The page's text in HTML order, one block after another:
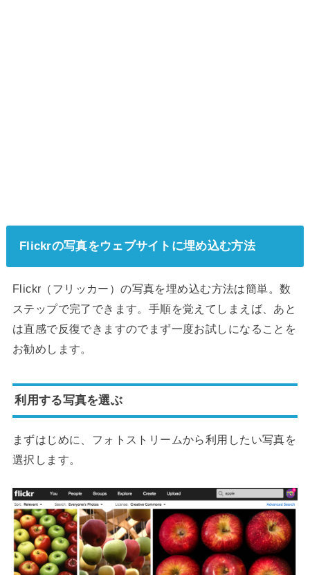
Flickrの写真をウェブサイトに埋め込む方法
Flickr（フリッカー）の写真を埋め込む方法は簡単。数
ステップで完了できます。手順を覚えてしまえば、あと
は直感で反復できますのでまず一度お試しになることを
お勧めします。
利用する写真を選ぶ
まずはじめに、フォトストリームから利用したい写真を
選択します。